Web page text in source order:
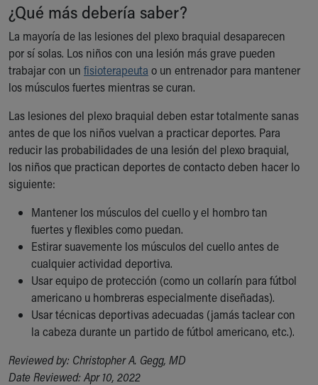
¿Qué más debería saber?
La mayoría de las lesiones del plexo braquial desaparecen
por sí solas. Los niños con una lesión más grave pueden
trabajar con un fisioterapeuta o un entrenador para mantener
los músculos fuertes mientras se curan.
Las lesiones del plexo braquial deben estar totalmente sanas
antes de que los niños vuelvan a practicar deportes. Para
reducir las probabilidades de una lesión del plexo braquial,
los niños que practican deportes de contacto deben hacer lo
siguiente:
Mantener los músculos del cuello y el hombro tan
fuertes y flexibles como puedan.
Estirar suavemente los músculos del cuello antes de
cualquier actividad deportiva.
Usar equipo de protección (como un collarín para fútbol
americano u hombreras especialmente diseñadas).
Usar técnicas deportivas adecuadas (jamás taclear con
la cabeza durante un partido de fútbol americano, etc.).
Reviewed by: Christopher A. Gegg, MD
Date Reviewed: Apr 10, 2022